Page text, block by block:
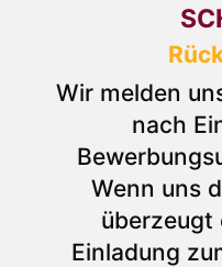
Wir melden
nach
Wenn uns
überzeugt
Einladung